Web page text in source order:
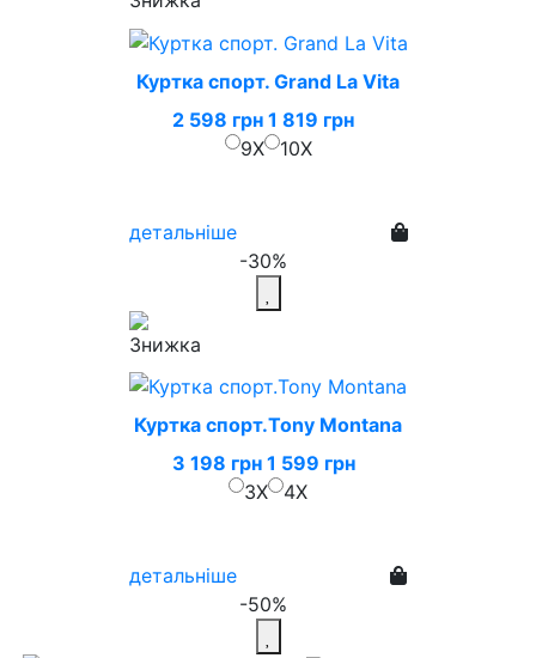
Куртка спорт. Grand La Vita
2 598 грн 1 819 грн
9X
10X
детальніше
-30%
Куртка спорт.Tony Montana
3 198 грн 1 599 грн
3X
4X
детальніше
-50%